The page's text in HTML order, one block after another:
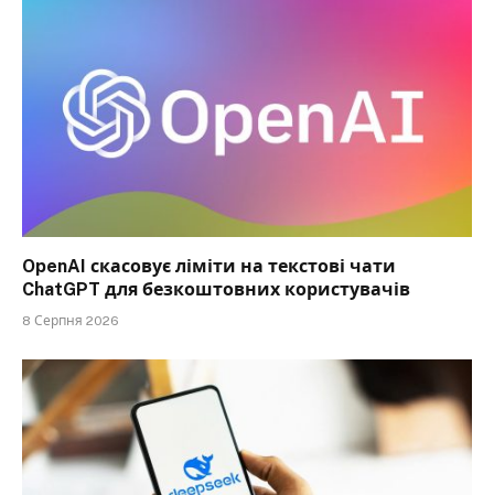
OpenAI скасовує ліміти на текстові чати
ChatGPT для безкоштовних користувачів
8 Серпня 2026